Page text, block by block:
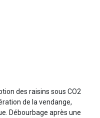
des raisins sous CO2
de la vendange,
Débourbage après une